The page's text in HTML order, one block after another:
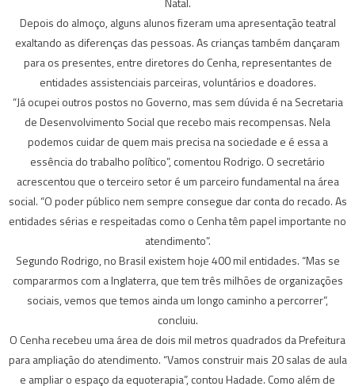
Depois do almoço, alguns alunos fizeram uma apresentação teatral
exaltando as diferenças das pessoas. As crianças também dançaram
para os presentes, entre diretores do Cenha, representantes de
entidades assistenciais parceiras, voluntários e doadores.
“Já ocupei outros postos no Governo, mas sem dúvida é na Secretaria
de Desenvolvimento Social que recebo mais recompensas. Nela
podemos cuidar de quem mais precisa na sociedade e é essa a
essência do trabalho político”, comentou Rodrigo. O secretário
acrescentou que o terceiro setor é um parceiro fundamental na área
social. “O poder público nem sempre consegue dar conta do recado. As
entidades sérias e respeitadas como o Cenha têm papel importante no
atendimento”.
Segundo Rodrigo, no Brasil existem hoje 400 mil entidades. “Mas se
compararmos com a Inglaterra, que tem três milhões de organizações
sociais, vemos que temos ainda um longo caminho a percorrer”,
concluiu.
O Cenha recebeu uma área de dois mil metros quadrados da Prefeitura
para ampliação do atendimento. “Vamos construir mais 20 salas de aula
e ampliar o espaço da equoterapia”, contou Hadade. Como além de